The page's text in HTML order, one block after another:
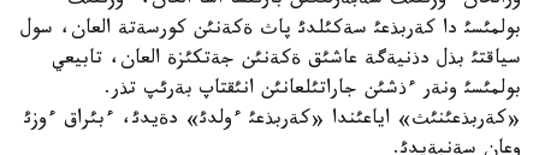
بولمئسئ دا كةربذعئ سةكئلدئ پاث ةكةنئن كورسةتة العان، سول
سياقتئ بذل دذنيةگة عاشئق ةكةنئن جةتكئزة العان، تابيعي
بولمئسئ ونةر ءذشئن جاراتئلعانئن انئقتاپ بةرئپ تذر.
«كةربذعئنئث» اياعئندا «كةربذعئ ءولدئ» دةيدئ، ءبئراق ءوزئ